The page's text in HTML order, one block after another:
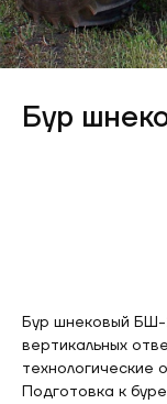
Бур
Бур шнековый
вертикальных
технологические
Подготовка к